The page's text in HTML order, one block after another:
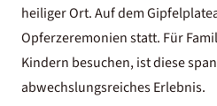
heiliger Ort. Auf dem
Opferzeremonien statt. Für
Kindern besuchen, ist diese
abwechslungsreiches Erlebnis.